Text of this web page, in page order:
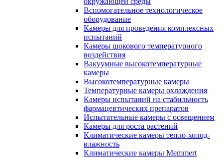
Вспомогательное технологическое
оборудование
Камеры для проведения комплексных
испытаний
Камеры шокового температурного
воздействия
Вакуумные высокотемпературные
камеры
Высокотемпературные камеры
Температурные камеры охлаждения
Камеры испытаний на стабильность
фармацевтических препаратов
Испытательные камеры с освещением
Камеры для роста растений
Климатические камеры тепло-холод-
влажность
Климатические камеры Memmert